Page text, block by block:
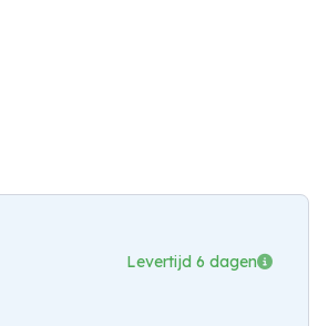
Levertijd 6 dagen